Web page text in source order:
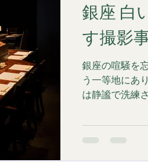
力強さと「い
ある雰囲気を
質感）はもち
ない、空間の
は、お料理の
た建築撮影も
の広がり これ
銀座 白
す撮影
銀座の喧騒を
う一等地にあ
は静謐で洗練
だけるような
トをいただき